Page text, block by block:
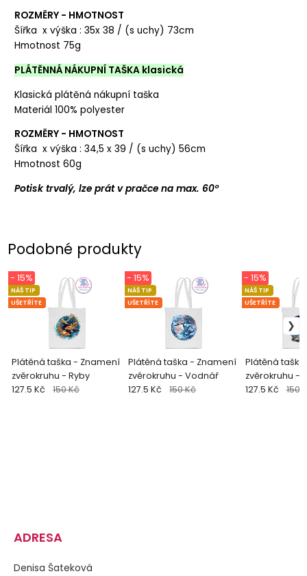
ROZMĚRY - HMOTNOST
Šířka x výška : 35x 38 / (s uchy) 73cm
Hmotnost 75g
PLÁTĚNNÁ NÁKUPNÍ TAŠKA klasická
Klasická plátěná nákupní taška
Materiál 100% polyester
ROZMĚRY - HMOTNOST
Šířka x výška : 34,5 x 39 / (s uchy) 56cm
Hmotnost 60g
Potisk trvalý, lze prát v pračce na max. 60°
Podobné produkty
Plátěná taška - Znamení
zvěrokruhu - Ryby
NÁŠ TIP
UŠETŘÍTE
- 15%
127.5 Kč 150 Kč
Plátěná taška - Znamení
zvěrokruhu - Vodnář
NÁŠ TIP
UŠETŘÍTE
- 15%
127.5 Kč 150 Kč
Plátěná
zvěrokruhu -
NÁŠ TIP
UŠETŘÍTE
- 15%
127.5 Kč 150
ADRESA
Denisa Šateková